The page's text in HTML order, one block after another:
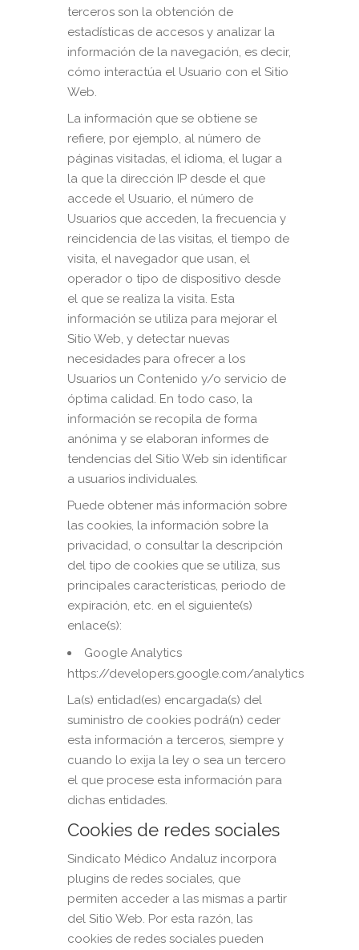
terceros son la obtención de
estadísticas de accesos y analizar la
información de la navegación, es decir,
cómo interactúa el Usuario con el Sitio
Web.
La información que se obtiene se
refiere, por ejemplo, al número de
páginas visitadas, el idioma, el lugar a
la que la dirección IP desde el que
accede el Usuario, el número de
Usuarios que acceden, la frecuencia y
reincidencia de las visitas, el tiempo de
visita, el navegador que usan, el
operador o tipo de dispositivo desde
el que se realiza la visita. Esta
información se utiliza para mejorar el
Sitio Web, y detectar nuevas
necesidades para ofrecer a los
Usuarios un Contenido y/o servicio de
óptima calidad. En todo caso, la
información se recopila de forma
anónima y se elaboran informes de
tendencias del Sitio Web sin identificar
a usuarios individuales.
Puede obtener más información sobre
las cookies, la información sobre la
privacidad, o consultar la descripción
del tipo de cookies que se utiliza, sus
principales características, periodo de
expiración, etc. en el siguiente(s)
enlace(s):
Google Analytics
https://developers.google.com/analytics
La(s) entidad(es) encargada(s) del
suministro de cookies podrá(n) ceder
esta información a terceros, siempre y
cuando lo exija la ley o sea un tercero
el que procese esta información para
dichas entidades.
Cookies de redes sociales
Sindicato Médico Andaluz incorpora
plugins de redes sociales, que
permiten acceder a las mismas a partir
del Sitio Web. Por esta razón, las
cookies de redes sociales pueden